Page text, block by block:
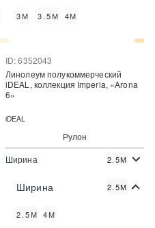
4М3М 3.5М 4М
Рулон
ID: 6352043
Цена:
Линолеум полукоммерческий
iDEAL, коллекция Imperia, «Arona
6»
iDEAL
Ширина 2.5М
Ширина 2.5М
2.5М 4М